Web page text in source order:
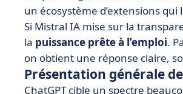
un écosystème d’extensions
Si Mistral IA mise sur la
la puissance prête à l’emploi.
on obtient une réponse claire,
Présentation générale
ChatGPT cible un spectre